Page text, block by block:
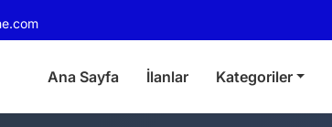
Ana Sayfa İlanlar Kategoriler